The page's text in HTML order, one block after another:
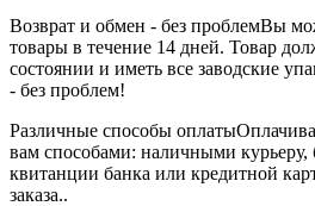
Возврат и обмен - без проблемВы
товары в течение 14 дней. Товар
состоянии и иметь все заводские
- без проблем!
Различные способы оплаты
вам способами: наличными курьеру,
квитанции банка или кредитной
заказа..